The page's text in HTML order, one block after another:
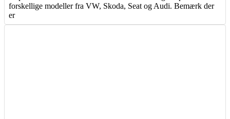
forskellige modeller fra VW, Skoda, Seat og Audi. Bemærk der
er